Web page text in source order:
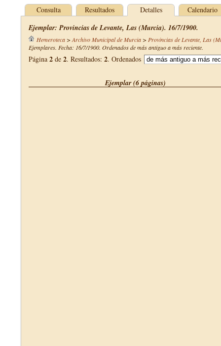
Consulta Resultados Detalles Calendario
Ejemplar: Provincias de Levante, Las (Murcia). 16/7/1900.
Hemeroteca> Archivo Municipal de Murcia> Provincias de Levante, Las
Ejemplares. Fecha: 16/7/1900. Ordenados de más antiguo a más reciente.
Página 2 de 2. Resultados: 2. Ordenados
Ejemplar (6 páginas)